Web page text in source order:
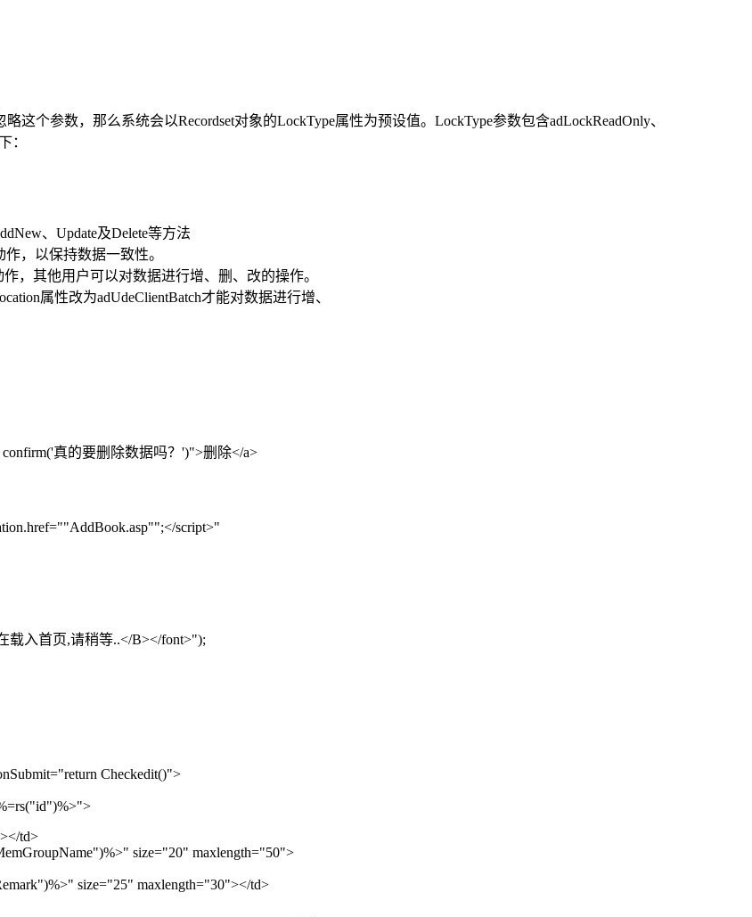
这个参数，那么系统会以Recordset对象的LockType属性为预设值。LockType参数包含adLockReadOnly、
：
、Update及Delete等方法
，以保持数据一致性。
，其他用户可以对数据进行增、删、改的操作。
属性改为adUdeClientBatch才能对数据进行增、
真的要删除数据吗？')">删除</a>
script>"
载入首页,请稍等..</B></font>");
Checkedit()">
td>
size="20" maxlength="50">
size="25" maxlength="30"></td>